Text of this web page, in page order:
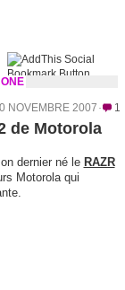
NOVEMBRE 2007 1
de Motorola
dernier né le RAZR
Motorola qui